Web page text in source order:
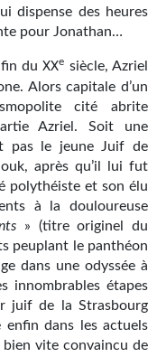
dispense des heures
pour Jonathan…
fin duXXe siècle, Azriel
Alors capitale d’un
cité abrite
Azriel. Soit une
pas le jeune Juif de
après qu’il lui fut
polythéiste et son élu
à la douloureuse
» (titre originel du
peuplant le panthéon
dans une odyssée à
innombrables étapes
juif de la Strasbourg
enfin dans les actuels
bien vite convaincu de